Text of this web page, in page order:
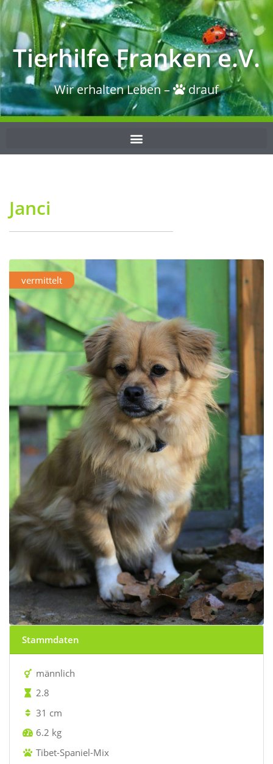
Tierhilfe Franken e.V.
Wir erhalten Leben – drauf
Janci
vermittelt
Stammdaten
männlich
2.8
31 cm
6.2 kg
Tibet-Spaniel-Mix